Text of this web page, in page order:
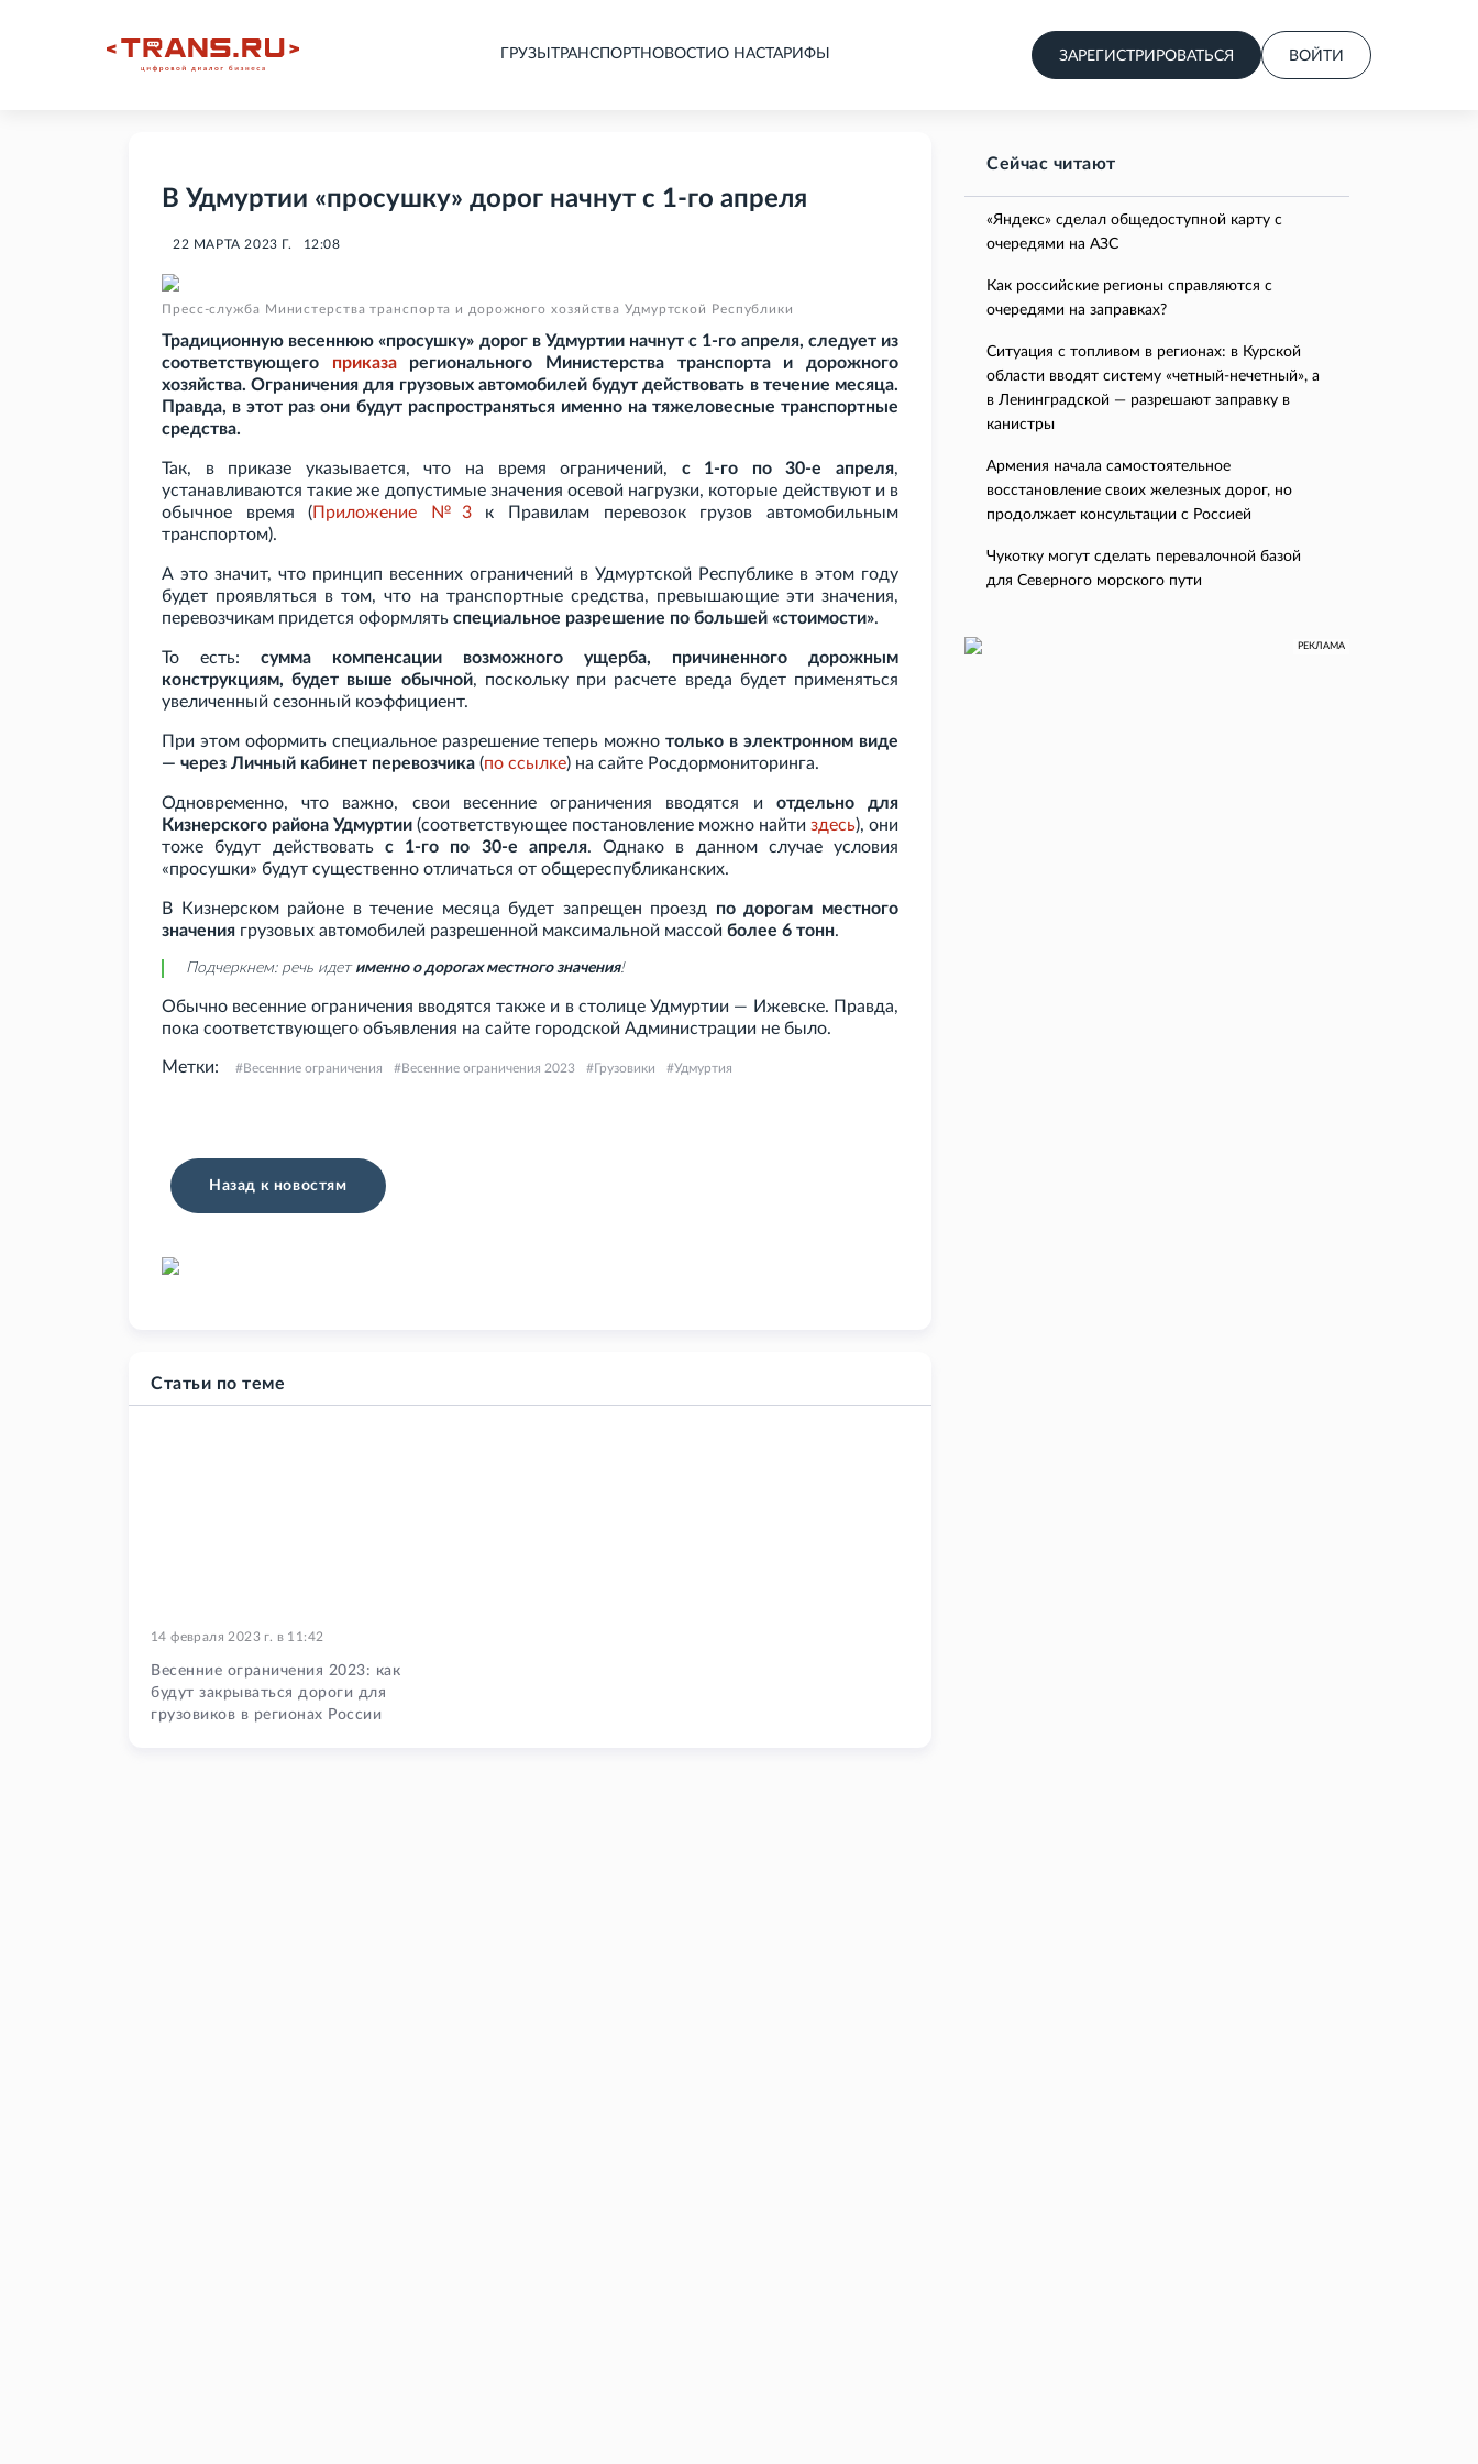
ГРУЗЫ ТРАНСПОРТНОВОСТИ О НАСТАРИФЫ ЗАРЕГИСТРИРОВАТЬСЯ ВОЙТИ
В Удмуртии «просушку» дорог начнут с 1-го апреля
22 МАРТА 2023 Г. 12:08
Пресс-служба Министерства транспорта и дорожного хозяйства Удмуртской Республики
Традиционную весеннюю «просушку» дорог в Удмуртии начнут с 1-го апреля, следует из
соответствующего приказарегионального Министерства транспорта и дорожного
хозяйства. Ограничения для грузовых автомобилей будут действовать в течение месяца.
Правда, в этот раз они будут распространяться именно на тяжеловесные транспортные
средства.
Так, в приказе указывается, что на время ограничений, с 1-го по 30-е апреля,
устанавливаются такие же допустимые значения осевой нагрузки, которые действуют и в
обычное время (Приложение №3к Правилам перевозок грузов автомобильным
транспортом).
А это значит, что принцип весенних ограничений в Удмуртской Республике в этом году
будет проявляться в том, что на транспортные средства, превышающие эти значения,
перевозчикам придется оформлять специальное разрешение по большей «стоимости».
То есть: сумма компенсации возможного ущерба, причиненного дорожным
конструкциям, будет выше обычной, поскольку при расчете вреда будет применяться
увеличенный сезонный коэффициент.
При этом оформить специальное разрешение теперь можнотолько в электронном виде
— через Личный кабинет перевозчика (по ссылке) на сайте Росдормониторинга.
Одновременно, что важно, свои весенние ограничения вводятся и отдельно для
Кизнерского района Удмуртии (соответствующее постановление можно найти здесь), они
тоже будут действовать с 1-го по 30-е апреля. Однако в данном случае условия
«просушки» будут существенно отличаться от общереспубликанских.
В Кизнерском районе в течение месяца будет запрещен проезд по дорогам местного
значения грузовых автомобилей разрешенной максимальной массой более 6 тонн.
Подчеркнем: речь идет именно о дорогах местного значения!
Обычно весенние ограничения вводятся также и в столице Удмуртии — Ижевске. Правда,
пока соответствующего объявления на сайте городской Администрации не было.
Метки: Весенние ограничения Весенние ограничения 2023 Грузовики Удмуртия
Назад к новостям
Статьи по теме
14 февраля 2023 г. в 11:42
Весенние ограничения 2023: как
будут закрываться дороги для
грузовиков в регионах России
Сейчас читают
«Яндекс» сделал общедоступной карту с
очередями на АЗС
Как российские регионы справляются с
очередями на заправках?
Ситуация с топливом в регионах: в Курской
области вводят систему «четный-нечетный», а
в Ленинградской — разрешают заправку в
канистры
Армения начала самостоятельное
восстановление своих железных дорог, но
продолжает консультации с Россией
Чукотку могут сделать перевалочной базой
для Северного морского пути
РЕКЛАМА